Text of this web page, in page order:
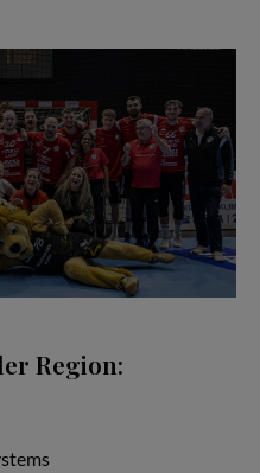
Region: